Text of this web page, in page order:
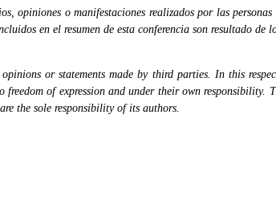
opiniones o manifestaciones realizados por las
en el resumen de esta conferencia son resultado
or statements made by third parties. In this
of expression and under their own
the sole responsibility of its authors.